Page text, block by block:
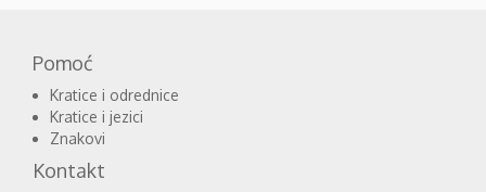
Pomoć
Kratice i odrednice
Kratice i jezici
Znakovi
Kontakt